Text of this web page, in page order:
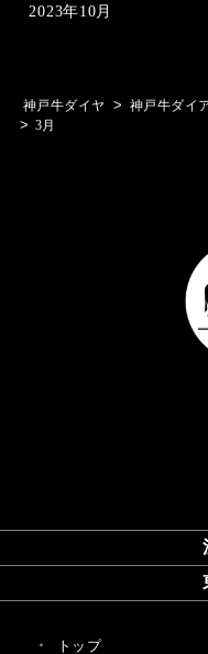
2023年10月
神戸牛ダイヤ > 神戸牛ダイ
> 3月
トップ